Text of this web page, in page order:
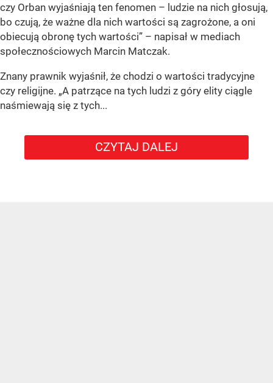
czy Orban wyjaśniają ten fenomen – ludzie na nich głosują,
bo czują, że ważne dla nich wartości są zagrożone, a oni
obiecują obronę tych wartości” – napisał w mediach
społecznościowych Marcin Matczak.
Znany prawnik wyjaśnił, że chodzi o wartości tradycyjne
czy religijne. „A patrzące na tych ludzi z góry elity ciągle
naśmiewają się z tych...
CZYTAJ DALEJ